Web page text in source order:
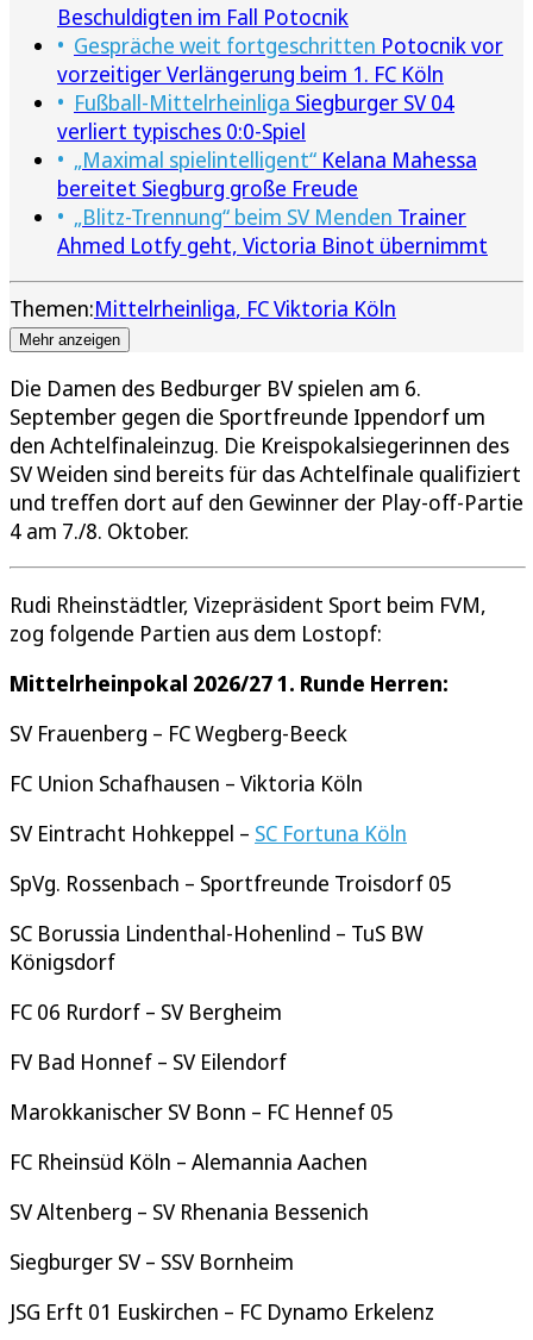
Beschuldigten im Fall Potocnik
Gespräche weit fortgeschritten Potocnik vor
vorzeitiger Verlängerung beim 1. FC Köln
Fußball-Mittelrheinliga Siegburger SV 04
verliert typisches 0:0-Spiel
„Maximal spielintelligent“ Kelana Mahessa
bereitet Siegburg große Freude
„Blitz-Trennung“ beim SV Menden Trainer
Ahmed Lotfy geht, Victoria Binot übernimmt
Themen:Mittelrheinliga FC Viktoria Köln
Mehr anzeigen
Die Damen des Bedburger BV spielen am 6.
September gegen die Sportfreunde Ippendorf um
den Achtelfinaleinzug. Die Kreispokalsiegerinnen des
SV Weiden sind bereits für das Achtelfinale qualifiziert
und treffen dort auf den Gewinner der Play-off-Partie
4 am 7./8. Oktober.
Rudi Rheinstädtler, Vizepräsident Sport beim FVM,
zog folgende Partien aus dem Lostopf:
Mittelrheinpokal 2026/27 1. Runde Herren:
SV Frauenberg – FC Wegberg-Beeck
FC Union Schafhausen – Viktoria Köln
SV Eintracht Hohkeppel – SC Fortuna Köln
SpVg. Rossenbach – Sportfreunde Troisdorf 05
SC Borussia Lindenthal-Hohenlind – TuS BW
Königsdorf
FC 06 Rurdorf – SV Bergheim
FV Bad Honnef – SV Eilendorf
Marokkanischer SV Bonn – FC Hennef 05
FC Rheinsüd Köln – Alemannia Aachen
SV Altenberg – SV Rhenania Bessenich
Siegburger SV – SSV Bornheim
JSG Erft 01 Euskirchen – FC Dynamo Erkelenz